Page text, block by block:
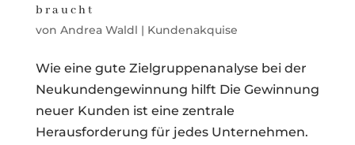
braucht
von Andrea Waldl | Kundenakquise
Wie eine gute Zielgruppenanalyse bei der
Neukundengewinnung hilft Die Gewinnung
neuer Kunden ist eine zentrale
Herausforderung für jedes Unternehmen.